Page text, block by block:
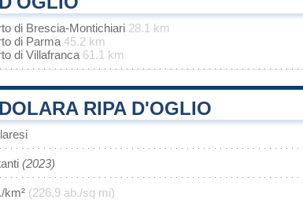
di Brescia-Montichiari 28.1 km
di Parma 45.2 km
di Villafranca 61.1 km
RIPA D'OGLIO
(2023)
km² (226,9 ab./sq mi)